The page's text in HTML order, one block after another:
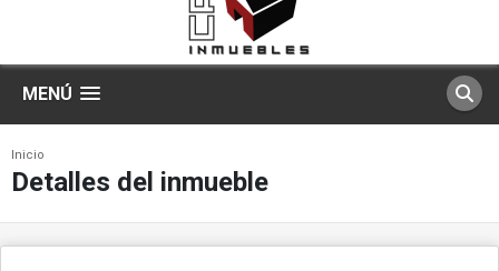
MENÚ
Inicio
Detalles del inmueble